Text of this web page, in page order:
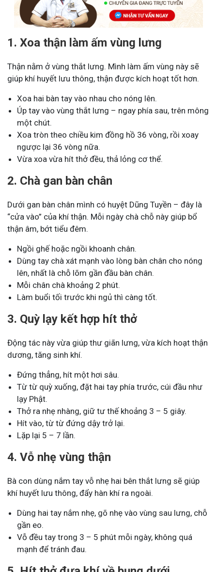
1. Xoa thận làm ấm vùng lưng
Thận nằm ở vùng thắt lưng. Mình làm ấm vùng này sẽ
giúp khí huyết lưu thông, thận được kích hoạt tốt hơn.
Xoa hai bàn tay vào nhau cho nóng lên.
Úp tay vào vùng thắt lưng – ngay phía sau, trên mông
một chút.
Xoa tròn theo chiều kim đồng hồ 36 vòng, rồi xoay
ngược lại 36 vòng nữa.
Vừa xoa vừa hít thở đều, thả lỏng cơ thể.
2. Chà gan bàn chân
Dưới gan bàn chân mình có huyệt Dũng Tuyền – đây là
“cửa vào” của khí thận. Mỗi ngày chà chỗ này giúp bổ
thận âm, bớt tiểu đêm.
Ngồi ghế hoặc ngồi khoanh chân.
Dùng tay chà xát mạnh vào lòng bàn chân cho nóng
lên, nhất là chỗ lõm gần đầu bàn chân.
Mỗi chân chà khoảng 2 phút.
Làm buổi tối trước khi ngủ thì càng tốt.
3. Quỳ lạy kết hợp hít thở
Động tác này vừa giúp thư giãn lưng, vừa kích hoạt thận
dương, tăng sinh khí.
Đứng thẳng, hít một hơi sâu.
Từ từ quỳ xuống, đặt hai tay phía trước, cúi đầu như
lạy Phật.
Thở ra nhẹ nhàng, giữ tư thế khoảng 3 – 5 giây.
Hít vào, từ từ đứng dậy trở lại.
Lặp lại 5 – 7 lần.
4. Vỗ nhẹ vùng thận
Bà con dùng nắm tay vỗ nhẹ hai bên thắt lưng sẽ giúp
khí huyết lưu thông, đẩy hàn khí ra ngoài.
Dùng hai tay nắm nhẹ, gõ nhẹ vào vùng sau lưng, chỗ
gần eo.
Vỗ đều tay trong 3 – 5 phút mỗi ngày, không quá
mạnh để tránh đau.